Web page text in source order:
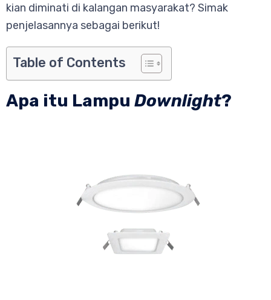
kian diminati di kalangan masyarakat? Simak
penjelasannya sebagai berikut!
Table of Contents
Apa itu Lampu Downlight?